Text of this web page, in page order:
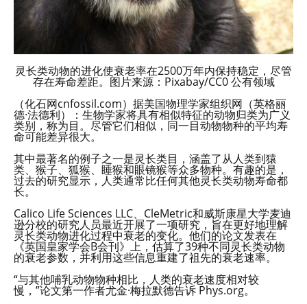
灵长类动物的进化使衰老率在2500万年内保持稳定，尽管
存在寿命差距。图片来源：Pixabay/CC0 公有领域
（化石网cnfossil.com）据美国物理学家组织网（英格丽
德·法德利）：生物学家将具有相似特征的动物归类为广义
类别，称为目。尽管它们相似，同一目动物物种的平均寿
命可能差异很大。
其中最著名的例子之一是灵长类目，涵盖了从人类到猿
类、猴子、狐猴、睡猴和眼镜猴等众多物种。有趣的是，
过去的研究显示，人类通常比任何其他灵长类动物寿命都
长。
Calico Life Sciences LLC、CleMetric和威斯康星大学麦迪
逊分校的研究人员最近开展了一项研究，旨在更好地理解
灵长类动物进化过程中衰老的变化。他们的论文发表在
《英国皇家学会B会刊》上，估算了39种不同灵长类动物
的衰老参数，并利用这些信息重建了祖先的衰老速率。
“与其他哺乳动物物种相比，人类的衰老速度相对较
慢，”论文第一作者尤金·梅拉默德告诉 Phys.org。